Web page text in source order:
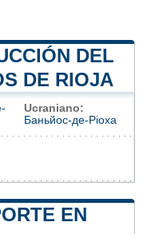
DEL
DE RIOJA
Ucraniano:
Баньйос-де-Ріоха
EN